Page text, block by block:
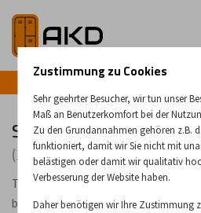
Schreibtische
(33 Produkte)
Tische mit Metallgestell für
bieten universelle Tische mit vier
Zustimmung zu Cookies
Sehr geehrter Besucher, wir tun unser
Maß an Benutzerkomfort bei der
Zu den Grundannahmen gehören z.B.
funktioniert, damit wir Sie nicht mit
belästigen oder damit wir qualitativ
Verbesserung der Website haben.
Daher benötigen wir Ihre Zustimmung